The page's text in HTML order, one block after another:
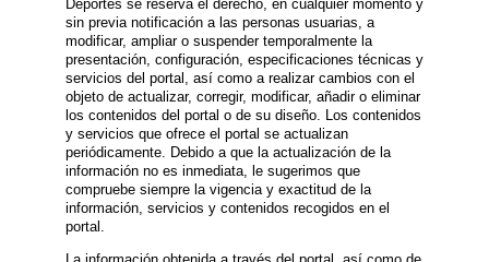
Deportes se reserva el derecho, en cualquier momento y
sin previa notificación a las personas usuarias, a
modificar, ampliar o suspender temporalmente la
presentación, configuración, especificaciones técnicas y
servicios del portal, así como a realizar cambios con el
objeto de actualizar, corregir, modificar, añadir o eliminar
los contenidos del portal o de su diseño. Los contenidos
y servicios que ofrece el portal se actualizan
periódicamente. Debido a que la actualización de la
información no es inmediata, le sugerimos que
compruebe siempre la vigencia y exactitud de la
información, servicios y contenidos recogidos en el
portal.